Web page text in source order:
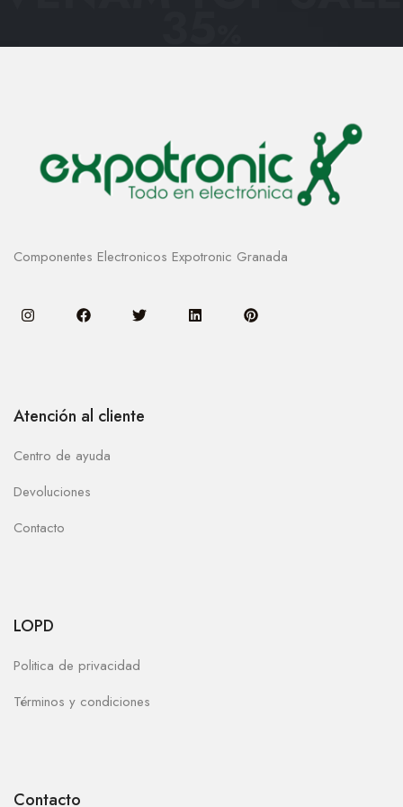
35
Componentes Electronicos Expotronic Granada
Atención al cliente
Centro de ayuda
Devoluciones
Contacto
LOPD
Politica de privacidad
Términos y condiciones
Contacto